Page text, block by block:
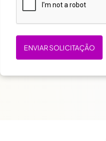
ENVIAR SOLICITAÇÃO